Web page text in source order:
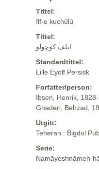
Tittel:
īlf-e kuchūlū
Tittel:
ایلف کوچولو
Standardtittel:
Lille Eyolf Persisk
Forfatter/person:
Ibsen, Henrik,
Ghaderi, Behzad,
Utgitt:
Teheran : Bigdol
Serie:
Namāyeshnāmeh-